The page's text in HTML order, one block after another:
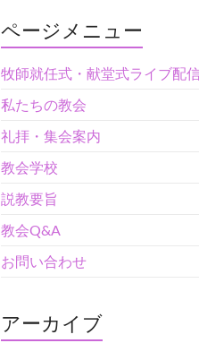
ページメニュー
牧師就任式・献堂式ライブ配
私たちの教会
礼拝・集会案内
教会学校
説教要旨
教会Q&A
お問い合わせ
アーカイブ